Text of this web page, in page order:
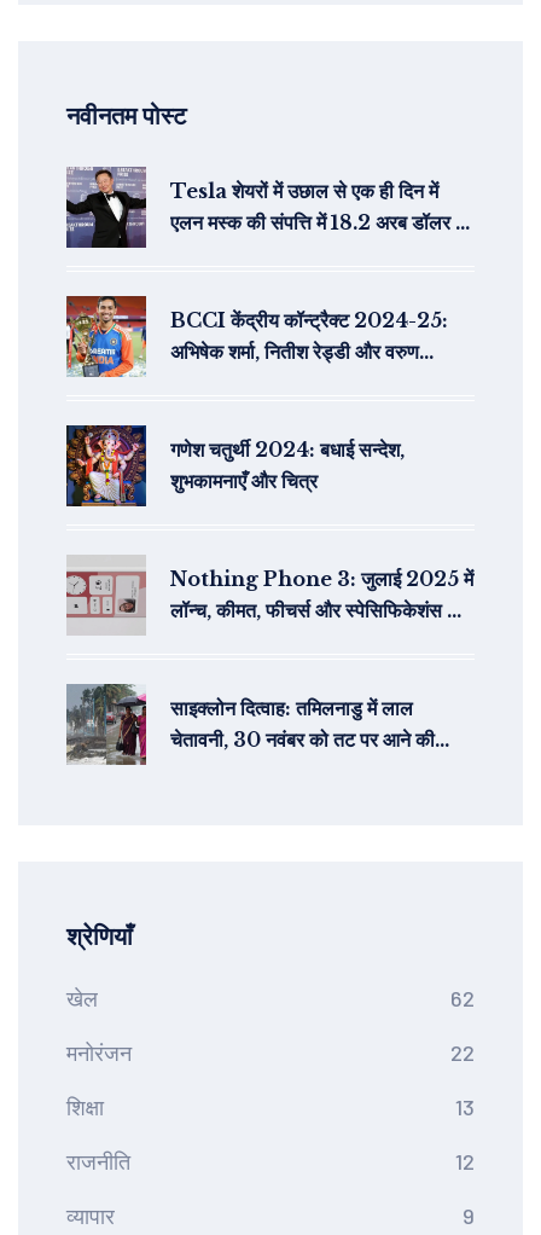
नवीनतम पोस्ट
Tesla शेयरों में उछाल से एक ही दिन में
एलन मस्क की संपत्ति में 18.2 अरब डॉलर का
BCCI केंद्रीय कॉन्ट्रैक्ट 2024-25:
अभिषेक शर्मा, नितीश रेड्डी और वरुण
गणेश चतुर्थी 2024: बधाई सन्देश,
शुभकामनाएँ और चित्र
Nothing Phone 3: जुलाई 2025 में
लॉन्च, कीमत, फीचर्स और स्पेसिफिकेशंस की
साइक्लोन दित्वाह: तमिलनाडु में लाल
चेतावनी, 30 नवंबर को तट पर आने की
श्रेणियाँ
खेल 62
मनोरंजन 22
शिक्षा 13
राजनीति 12
व्यापार 9